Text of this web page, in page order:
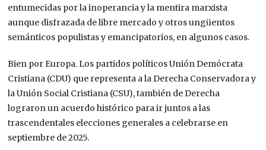
entumecidas por la inoperancia y la mentira marxista
aunque disfrazada de libre mercado y otros ungüentos
semánticos populistas y emancipatorios, en algunos casos.
Bien por Europa. Los partidos políticos Unión Demócrata
Cristiana (CDU) que representa a la Derecha Conservadora y
la Unión Social Cristiana (CSU), también de Derecha
lograron un acuerdo histórico para ir juntos a las
trascendentales elecciones generales a celebrarse en
septiembre de 2025.